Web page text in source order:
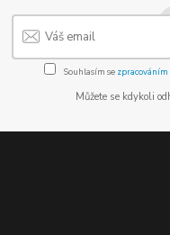
Souhlasím se
Můžete se kdykoli